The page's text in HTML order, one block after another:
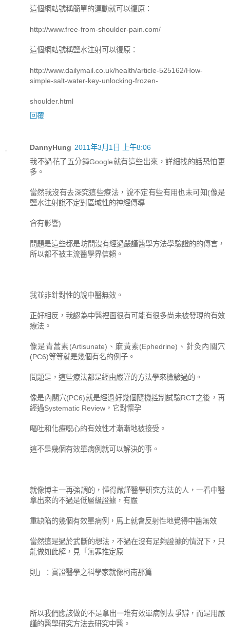
這個網站號稱簡單的運動就可以復原：
http://www.free-from-shoulder-pain.com/
這個網站號稱鹽水注射可以復原：
http://www.dailymail.co.uk/health/article-525162/How-
simple-salt-water-key-unlocking-frozen-
shoulder.html
回覆
DannyHung 2011年3月1日 上午8:06
我不過花了五分鐘Google就有這些出來，詳細找的話恐怕更
多。
當然我沒有去深究這些療法，說不定有些有用也未可知(像是
鹽水注射說不定對區域性的神經傳導
會有影響)
問題是這些都是坊間沒有經過嚴謹醫學方法學驗證的的傳言，
所以都不被主流醫學界信賴。
我並非針對性的說中醫無效。
正好相反，我認為中醫裡面很有可能有很多尚未被發現的有效
療法。
像是青蒿素(Artisunate)、麻黃素(Ephedrine)、針灸內關穴
(PC6)等等就是幾個有名的例子。
問題是，這些療法都是經由嚴謹的方法學來檢驗過的。
像是內關穴(PC6)就是經過好幾個隨機控制試驗RCT之後，再
經過Systematic Review，它對懷孕
嘔吐和化療噁心的有效性才漸漸地被接受。
這不是幾個有效單病例就可以解決的事。
就像博主一再強調的，懂得嚴謹醫學研究方法的人，一看中醫
拿出來的不過是低層級證據，有嚴
重缺陷的幾個有效單病例，馬上就會反射性地覺得中醫無效
當然這是過於武斷的想法，不過在沒有足夠證據的情況下，只
能做如此解，見「無罪推定原
則」：實證醫學之科學家就像柯南那篇
所以我們應該做的不是拿出一堆有效單病例去爭辯，而是用嚴
謹的醫學研究方法去研究中醫。